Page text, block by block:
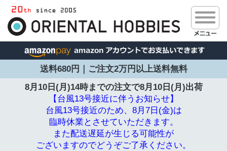
送料680円｜ご注文2万円以上送料無料
8月10日(月)14時までの注文で8月10日(月)出荷
【台風13号接近に伴うお知らせ】
台風13号接近のため、8月7日(金)は
臨時休業とさせていただきます。
また配送遅延が生じる可能性が
ございますのでどうぞご了承ください。